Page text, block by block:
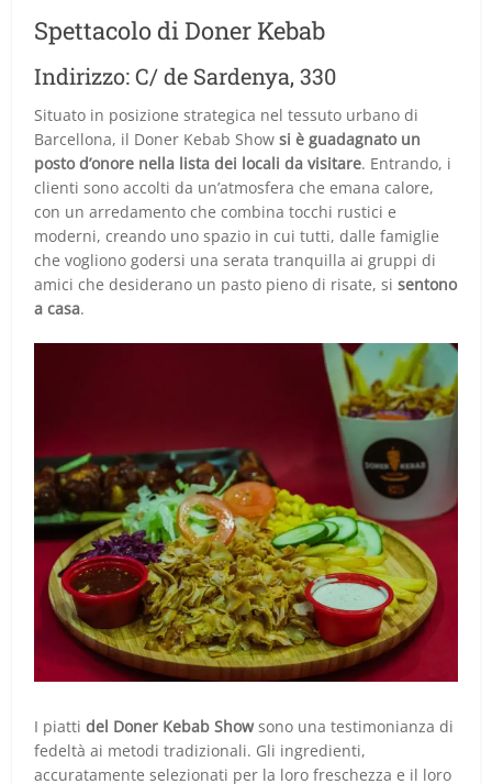
Spettacolo di Doner Kebab
Indirizzo: C/ de Sardenya, 330
Situato in posizione strategica nel tessuto urbano di
Barcellona, il Doner Kebab Showsi è guadagnato un
posto d’onore nella lista dei locali da visitare. Entrando, i
clienti sono accolti da un’atmosfera che emana calore,
con un arredamento che combina tocchi rustici e
moderni, creando uno spazio in cui tutti, dalle famiglie
che vogliono godersi una serata tranquilla ai gruppi di
amici che desiderano un pasto pieno di risate, sisentono
a casa.
I piattidel Doner Kebab Show sono una testimonianza di
fedeltà ai metodi tradizionali. Gli ingredienti,
accuratamente selezionati per la loro freschezza e il loro